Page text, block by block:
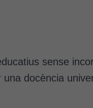
sense
docència